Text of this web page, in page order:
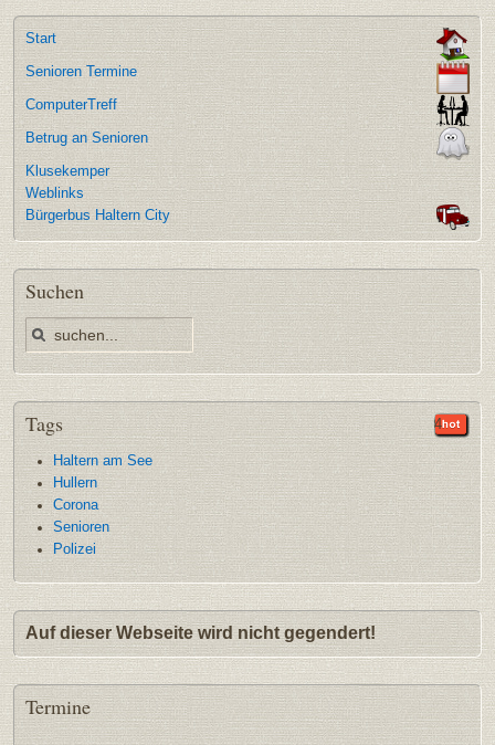
Start
Senioren Termine
ComputerTreff
Betrug an Senioren
Klusekemper
Weblinks
Bürgerbus Haltern City
Suchen
Tags
Haltern am See
35
Hullern
9
Corona
9
Senioren
5
Polizei
4
Auf dieser Webseite wird nicht gegendert!
Termine